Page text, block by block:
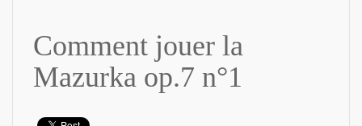
Comment jouer la
Mazurka op.7 n°1